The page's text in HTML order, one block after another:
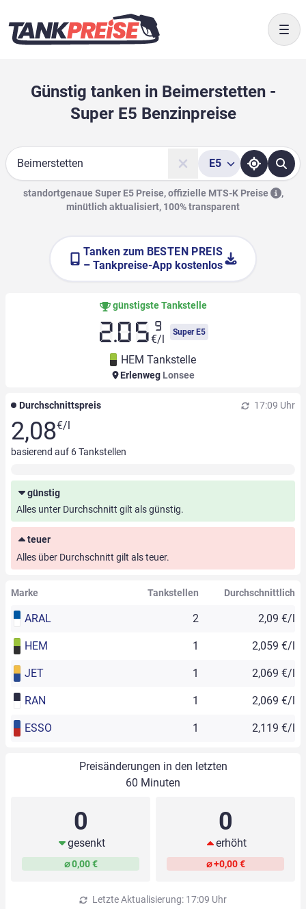
Günstig tanken in Beimerstetten -
Super E5 Benzinpreise
Suche
E5
standortgenaue Super E5 Preise, offizielle MTS-K Preise
,
minütlich aktualisiert, 100% transparent
Tanken zum BESTEN PREIS
– Tankpreise-App kostenlos
günstigste Tankstelle
2.05 9
€/l
Super E5
HEM Tankstelle
Erlenweg Lonsee
Durchschnittspreis 17:09 Uhr
2,08€/l
basierend auf 6Tankstellen
günstig
Alles unter Durchschnitt gilt als günstig.
teuer
Alles über Durchschnitt gilt als teuer.
Marke Tankstellen Durchschnittlich
ARAL 2 2,09 €/l
HEM 1 2,059 €/l
JET 1 2,069 €/l
RAN 1 2,069 €/l
ESSO 1 2,119 €/l
Preisänderungen in den letzten
60 Minuten
0
gesenkt
⌀ 0,00 €
0
erhöht
⌀ +0,00 €
Letzte Aktualisierung: 17:09 Uhr